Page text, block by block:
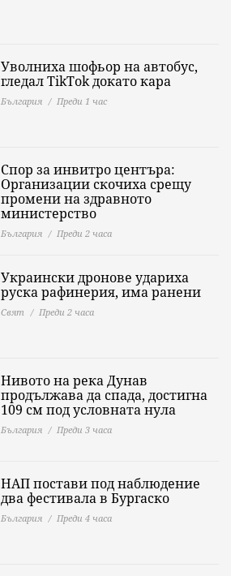
Уволниха шофьор на автобус,
гледал TikTok докато кара
България Преди 1 час
Спор за инвитро центъра:
Организации скочиха срещу
промени на здравното
министерство
България Преди 2 часа
Украински дронове удариха
руска рафинерия, има ранени
Свят Преди 2 часа
Нивото на река Дунав
продължава да спада, достигна
109 см под условната нула
България Преди 3 часа
НАП постави под наблюдение
два фестивала в Бургаско
България Преди 4 часа